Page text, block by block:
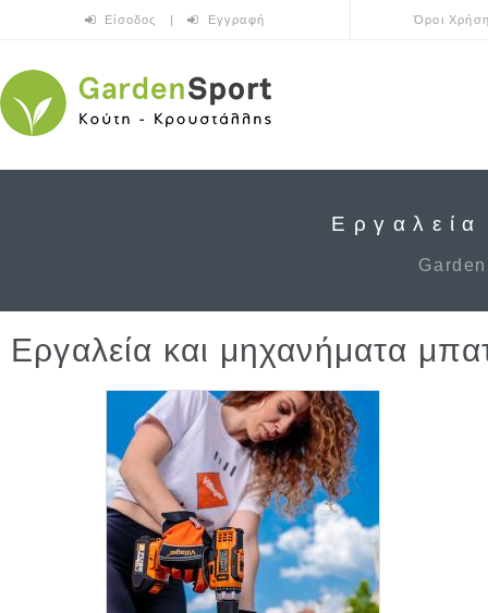
Είσοδος | Εγγραφή Όροι
Εργαλεία και μηχανήματα